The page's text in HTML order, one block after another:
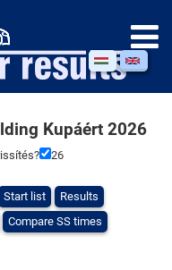
Kupáért 2026
26
Start list
Results
Compare SS times